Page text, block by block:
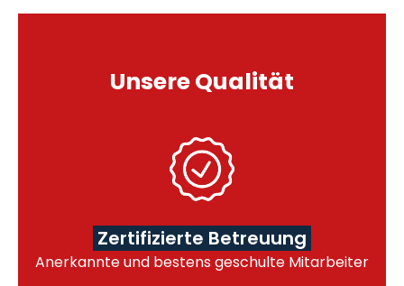
Unsere Qualität
Zertifizierte Betreuung
Anerkannte und bestens geschulte Mitarbeiter